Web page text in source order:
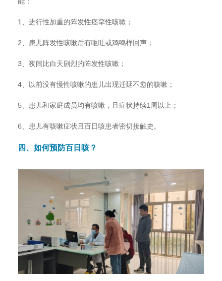
1、进行性加重的阵发性痉挛性咳嗽；
2、患儿阵发性咳嗽后有呕吐或鸡鸣样回声；
3、夜间比白天剧烈的阵发性咳嗽；
4、以前没有慢性咳嗽的患儿出现迁延不愈的咳嗽；
5、患儿和家庭成员均有咳嗽，且症状持续1周以上；
6、患儿有咳嗽症状且百日咳患者密切接触史。
四、如何预防百日咳？